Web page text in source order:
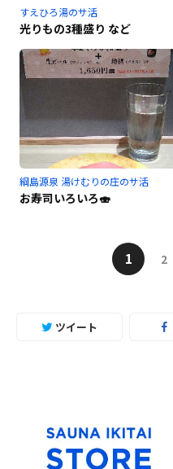
すえひろ湯のサ活
光りもの3種盛り など
綱島源泉 湯けむりの庄のサ活
お寿司いろいろ🍣
1 2
ツイート